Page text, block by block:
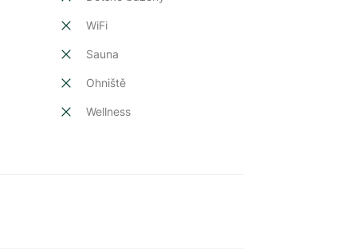
WiFi
Sauna
Ohniště
Wellness